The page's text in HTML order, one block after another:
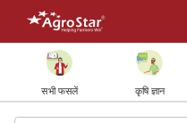
सभी फसलें कृषि ज्ञान